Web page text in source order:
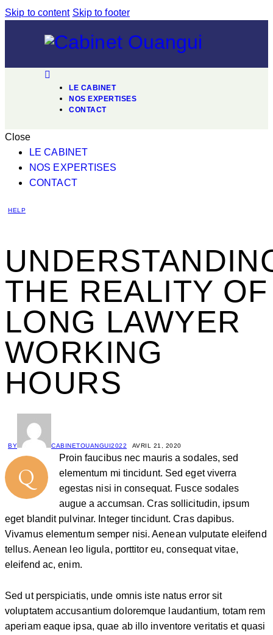
Skip to content Skip to footer
LE CABINET
NOS EXPERTISES
CONTACT
Close
LE CABINET
NOS EXPERTISES
CONTACT
HELP
THE REALITY OF
LONG LAWYER
WORKING
HOURS
BY CABINETOUANGUI2022 AVRIL 21, 2020
Q
Proin faucibus nec mauris a sodales, sed
elementum mi tincidunt. Sed eget viverra
egestas nisi in consequat. Fusce sodales
augue a accumsan. Cras sollicitudin, ipsum
eget blandit pulvinar. Integer tincidunt. Cras dapibus.
Vivamus elementum semper nisi. Aenean vulputate eleifend
tellus. Aenean leo ligula, porttitor eu, consequat vitae,
eleifend ac, enim.
Sed ut perspiciatis, unde omnis iste natus error sit
voluptatem accusantium doloremque laudantium, totam rem
aperiam eaque ipsa, quae ab illo inventore veritatis et quasi